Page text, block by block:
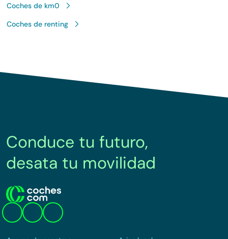
Coches de km0
Coches de renting
Conduce tu futuro,
desata tu movilidad